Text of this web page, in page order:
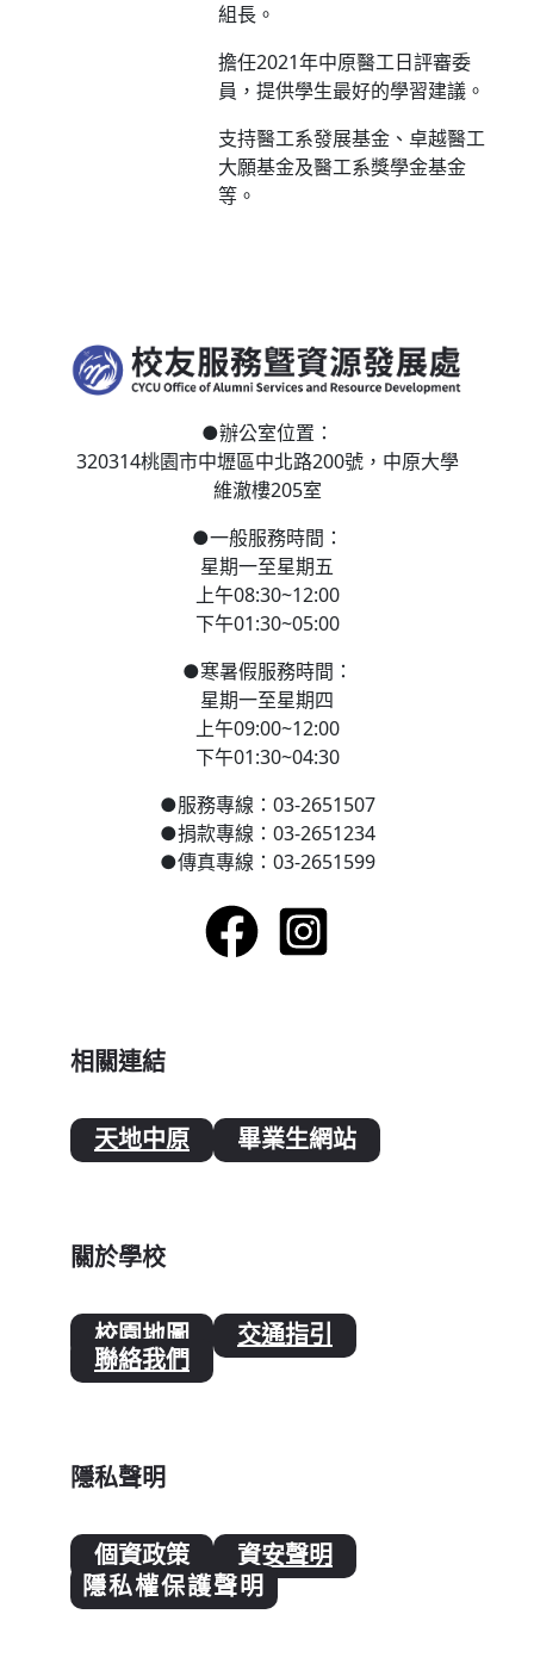
組長。
擔任2021年中原醫工日評審委
員，提供學生最好的學習建議。
支持醫工系發展基金、卓越醫工
大願基金及醫工系獎學金基金
等。
●辦公室位置：
320314桃園市中壢區中北路200號， 中原大學
維澈樓205室
●一般服務時間：
星期一至星期五
上午08:30~12:00
下午01:30~05:00
●寒暑假服務時間：
星期一至星期四
上午09:00~12:00
下午01:30~04:30
●服務專線：03-2651507
●捐款專線：03-2651234
●傳真專線：03-2651599
相關連結
天地中原 畢業生網站
關於學校
校園地圖 交通指引
聯絡我們
隱私聲明
個資政策
資安聲明
隱私權保護聲明